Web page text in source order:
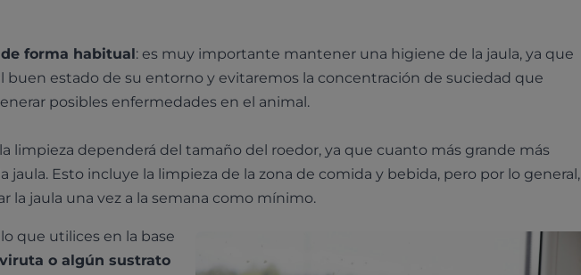
forma habitual : es muy importante mantener una higiene de la jaula, ya que
buen estado de su entorno y evitaremos la concentración de suciedad que
posibles enfermedades en el animal.
limpieza dependerá del tamaño del roedor, ya que cuanto más grande más
jaula. Esto incluye la limpieza de la zona de comida y bebida, pero por lo general,
la jaula una vez a la semana como mínimo.
que utilices en la base
viruta o algún sustrato